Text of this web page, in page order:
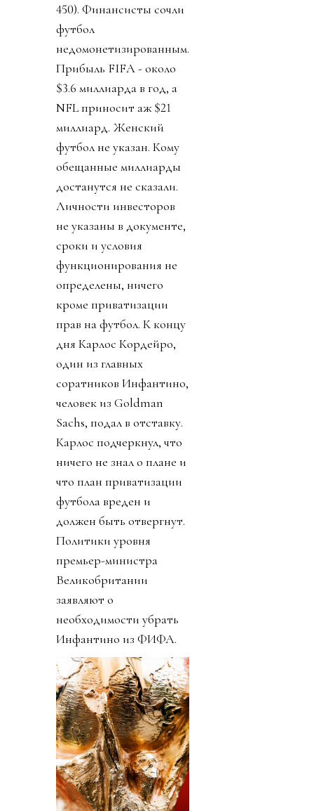
450). Финансисты сочли
футбол
недомонетизированным.
Прибыль FIFA - около
$3.6 миллиарда в год, а
NFL приносит аж $21
миллиард. Женский
футбол не указан. Кому
обещанные миллиарды
достанутся не сказали.
Личности инвесторов
не указаны в документе,
сроки и условия
функционирования не
определены, ничего
кроме приватизации
прав на футбол. К концу
дня Карлос Кордейро,
один из главных
соратников Инфантино,
человек из Goldman
Sachs, подал в отставку.
Карлос подчеркнул, что
ничего не знал о плане и
что план приватизации
футбола вреден и
должен быть отвергнут.
Политики уровня
премьер-министра
Великобритании
заявляют о
необходимости убрать
Инфантино из ФИФА.